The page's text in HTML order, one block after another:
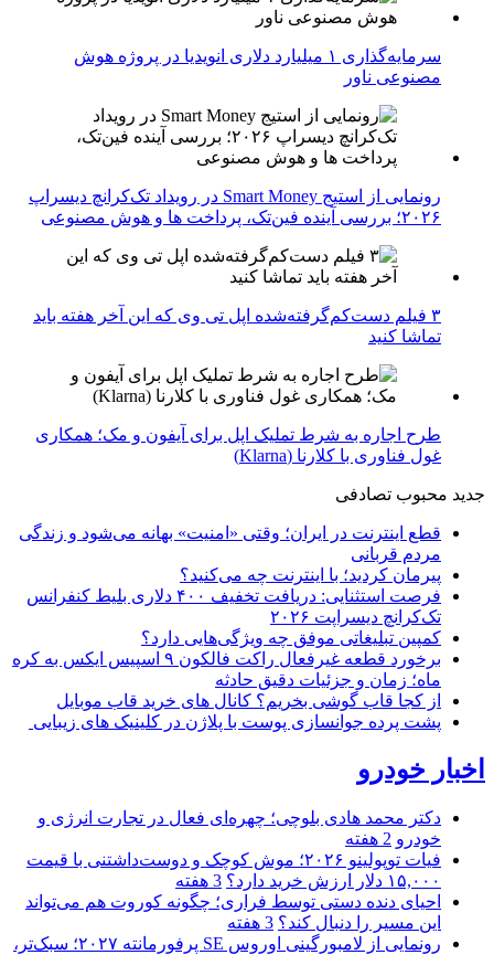
سرمایه‌گذاری ۱ میلیارد دلاری انویدیا در پروژه هوش
مصنوعی ناور
رونمایی از استیج Smart Money در رویداد تک‌کرانچ دیسراپ
۲۰۲۶؛ بررسی آینده فین‌تک، پرداخت‌ ها و هوش مصنوعی
۳ فیلم دست‌کم‌گرفته‌شده اپل تی وی که این آخر هفته باید
تماشا کنید
طرح اجاره به شرط تملیک اپل برای آیفون و مک؛ همکاری
غول فناوری با کلارنا (Klarna)
جدید محبوب تصادفی
قطع اینترنت در ایران؛ وقتی «امنیت» بهانه می‌شود و زندگی
مردم قربانی
پیرمان کردید؛ با اینترنت چه می‌کنید؟
فرصت استثنایی: دریافت تخفیف ۴۰۰ دلاری بلیط کنفرانس
تک‌کرانچ دیسراپت ۲۰۲۶
کمپین تبلیغاتی موفق چه ویژگی‌هایی دارد؟
برخورد قطعه غیرفعال راکت فالکون ۹ اسپیس ایکس به کره
ماه؛ زمان و جزئیات دقیق حادثه
از کجا قاب گوشی بخریم؟ کانال های خرید قاب موبایل
پشت پرده جوانسازی پوست با پلاژن در کلینیک های زیبایی
اخبار خودرو
دکتر محمد هادی بلوچی؛ چهره‌ای فعال در تجارت انرژی و
خودرو 2 هفته
فیات توپولینو ۲۰۲۶؛ موش کوچک و دوست‌داشتنی با قیمت
۱۵,۰۰۰ دلار ارزش خرید دارد؟
3 هفته
احیای دنده دستی توسط فراری؛ چگونه کوروت هم می‌تواند
این مسیر را دنبال کند؟ 3 هفته
رونمایی از لامبورگینی اوروس SE پرفورمانته ۲۰۲۷؛ سبک‌تر،